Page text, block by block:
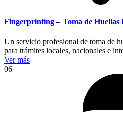
Fingerprinting – Toma de Huellas
Un servicio profesional de toma de
para trámites locales, nacionales e
Ver más
06